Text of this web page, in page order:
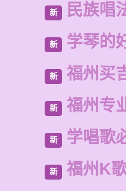
新 民族唱
新 学琴的
新 福州买
新 福州专
新 学唱歌
新 福州K